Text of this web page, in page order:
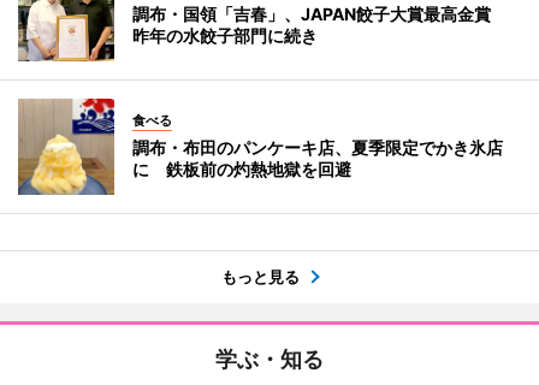
調布・国領「吉春」、JAPAN餃子大賞最高金賞
昨年の水餃子部門に続き
食べる
調布・布田のパンケーキ店、夏季限定でかき氷店
に 鉄板前の灼熱地獄を回避
もっと見る
学ぶ・知る